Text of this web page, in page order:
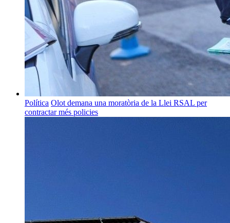
Política Olot demana una moratòria de la Llei RSAL per
contractar més policies